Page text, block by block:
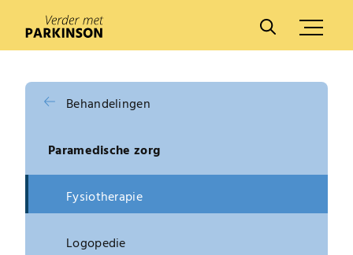
Behandelingen
Paramedische zorg
Fysiotherapie
Logopedie